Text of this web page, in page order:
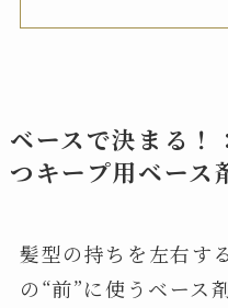
ベースで決まる！
つキープ用ベース
髪型の持ちを左右す
の“前”に使うベース